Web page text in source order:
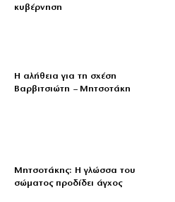
κυβέρνηση
Η αλήθεια για τη σχέση
Βαρβιτσιώτη – Μητσοτάκη
Μητσοτάκης: Η γλώσσα του
σώματος προδίδει άγχος